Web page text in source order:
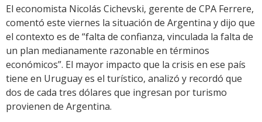
Link
El economista Nicolás Cichevski, gerente de CPA Ferrere,
comentó este viernes la situación de Argentina y dijo que
el contexto es de “falta de confianza, vinculada la falta de
un plan medianamente razonable en términos
económicos”. El mayor impacto que la crisis en ese país
tiene en Uruguay es el turístico, analizó y recordó que
dos de cada tres dólares que ingresan por turismo
provienen de Argentina.